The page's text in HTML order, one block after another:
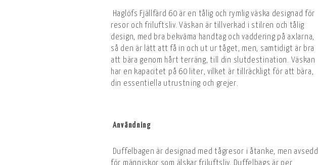
Haglöfs Fjällfärd 60 är en tålig och rymlig väska designad för
resor och friluftsliv. Väskan är tillverkad i stilren och tålig
design, med bra bekväma handtag och vaddering på axlarna,
så den är lätt att få in och ut ur tåget, men, samtidigt är bra
att bära genom hårt terräng, till din slutdestination. Väskan
har en kapacitet på 60 liter, vilket är tillräckligt för att bära,
din essentiella utrustning och grejer.
Användning
Duffelbagen är designad med tågresor i åtanke, men avsedd
för människor som älskar friluftsliv. Duffelbags är per